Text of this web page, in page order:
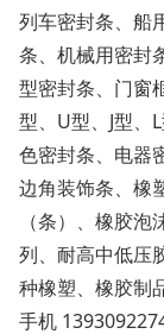
列车密封条、船
条、机械用密封
型密封条、门窗
型、U型、J型、
色密封条、电器
边角装饰条、橡
（条）、橡胶
列、耐高中低压
种橡塑、橡胶制
手机